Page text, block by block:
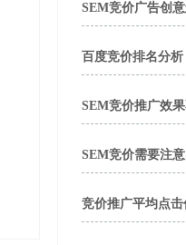
SEM竞价广告创
百度竞价排名分析
SEM竞价推广效
SEM竞价需要注
竞价推广平均点